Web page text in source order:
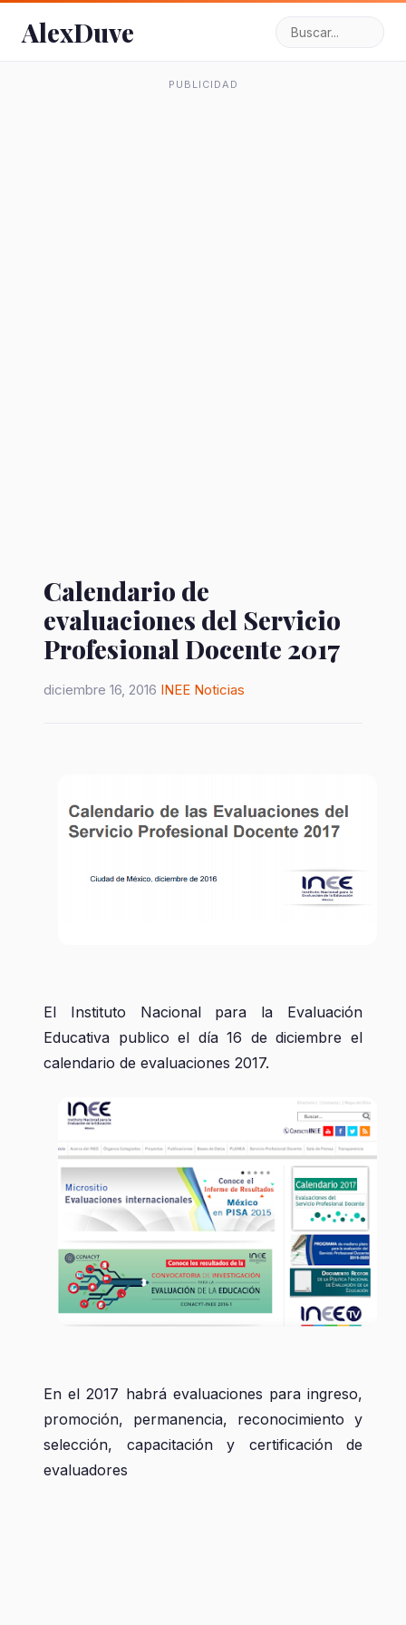
AlexDuve
PUBLICIDAD
Calendario de
evaluaciones del Servicio
Profesional Docente 2017
diciembre 16, 2016 INEE Noticias
El Instituto Nacional para la Evaluación
Educativa publico el día 16 de diciembre el
calendario de evaluaciones 2017.
En el 2017 habrá evaluaciones para ingreso,
promoción, permanencia, reconocimiento y
selección, capacitación y certificación de
evaluadores